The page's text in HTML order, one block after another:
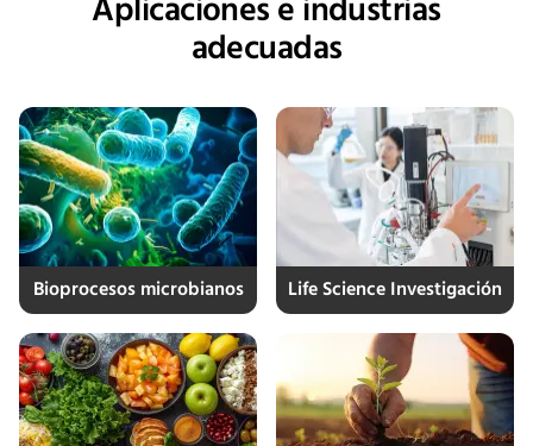
Aplicaciones e industrias
adecuadas
Bioprocesos microbianos Life Science Investigación